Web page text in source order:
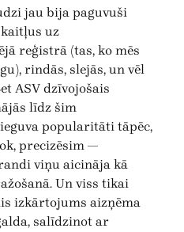
jau bija paguvuši
uz
reģistrā (tas, ko mēs
rindās, slejās, un vēl
ASV dzīvojošais
līdz šim
popularitāti tāpēc,
precizēsim —
viņu aicināja kā
Un viss tikai
izkārtojums aizņēma
salīdzinot ar